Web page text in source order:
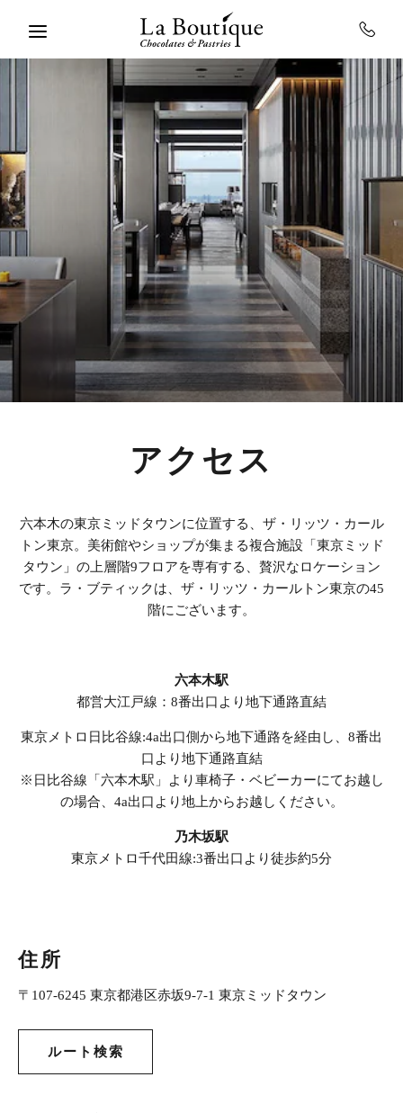
Skip to main content
アクセス
六本木の東京ミッドタウンに位置する、ザ・リッツ・カール
トン東京。美術館やショップが集まる複合施設「東京ミッド
タウン」の上層階9フロアを専有する、贅沢なロケーション
です。ラ・ブティックは、ザ・リッツ・カールトン東京の45
階にございます。
六本木駅
都営大江戸線：8番出口より地下通路直結
東京メトロ日比谷線:4a出口側から地下通路を経由し、8番出
口より地下通路直結
※日比谷線「六本木駅」より車椅子・ベビーカーにてお越し
の場合、4a出口より地上からお越しください。
乃木坂駅
東京メトロ千代田線:3番出口より徒歩約5分
住所
〒107-6245 東京都港区赤坂9-7-1 東京ミッドタウン
ルート検索